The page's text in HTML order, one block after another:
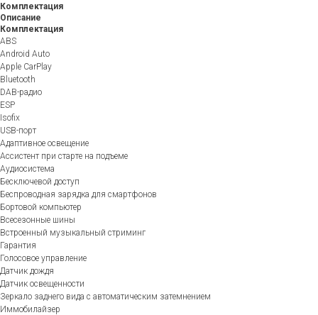
Комплектация
Описание
Комплектация
ABS
Android Auto
Apple CarPlay
Bluetooth
DAB-радио
ESP
Isofix
USB-порт
Адаптивное освещение
Ассистент при старте на подъеме
Аудиосистема
Бесключевой доступ
Беспроводная зарядка для смартфонов
Бортовой компьютер
Всесезонные шины
Встроенный музыкальный стриминг
Гарантия
Голосовое управление
Датчик дождя
Датчик освещенности
Зеркало заднего вида с автоматическим затемнением
Иммобилайзер